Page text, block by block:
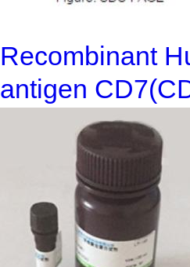
Recombinant
antigen